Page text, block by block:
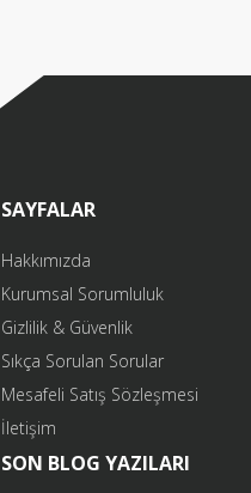
SAYFALAR
Hakkımızda
Kurumsal Sorumluluk
Gizlilik & Güvenlik
Sıkça Sorulan Sorular
Mesafeli Satış Sözleşmesi
İletişim
SON BLOG YAZILARI